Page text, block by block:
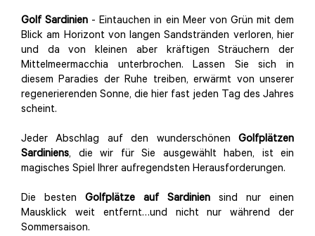
Golf Sardinien - Eintauchen in ein Meer von Grün mit dem
Blick am Horizont von langen Sandstränden verloren, hier
und da von kleinen aber kräftigen Sträuchern der
Mittelmeermacchia unterbrochen. Lassen Sie sich in
diesem Paradies der Ruhe treiben, erwärmt von unserer
regenerierenden Sonne, die hier fast jeden Tag des Jahres
scheint.
Jeder Abschlag auf den wunderschönen Golfplätzen
Sardiniens, die wir für Sie ausgewählt haben, ist ein
magisches Spiel Ihrer aufregendsten Herausforderungen.
Die besten Golfplätze auf Sardinien sind nur einen
Mausklick weit entfernt…und nicht nur während der
Sommersaison.